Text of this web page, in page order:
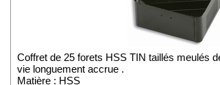
Coffret de 25 forets HSS TIN taillés meulés
vie longuement accrue .
Matière : HSS